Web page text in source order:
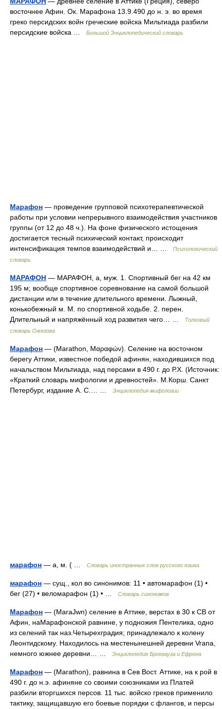
восточнее Афин. Ок. Марафона 13.9.490 до н. э. во время
греко персидских войн греческие войска Мильтиада разбили
персидские войска …
Большой Энциклопедический словарь
Марафон — проведение групповой психотерапевтической
работы при условии непрерывного взаимодействия участников
группы (от 12 до 48 ч.). На фоне физического истощения
достигается тесный психический контакт, происходит
интенсификация темпов взаимодействий и… …
Психологический
словарь
МАРАФОН — МАРАФОН, а, муж. 1. Спортивный бег на 42 км
195 м; вообще спортивное соревнование на самой большой
дистанции или в течение длительного времени. Лыжный,
конькобежный м. М. по спортивной ходьбе. 2. перен.
Длительный и напряжённый ход развития чего… …
Толковый
словарь Ожегова
Марафон — (Marathon, Μαραφών). Селение на восточном
берегу Аттики, известное победой афинян, находившихся под
начальством Мильтиада, над персами в 490 г. до Р.Х. (Источник:
«Краткий словарь мифологии и древностей». М.Корш. Санкт
Петербург, издание А. С.… …
Энциклопедия мифологии
марафон — а, м. ( … Словарь иностранных слов русского языка
марафон — сущ., кол во синонимов: 11 • автомарафон (1) •
бег (27) • веломарафон (1) • …
Словарь синонимов
Марафон — (MaraJwn) селение в Аттике, верстах в 30 к СВ от
Афин, наМарафонской равнине, у подножия Пентелика, одно
из селений так наз.Четырехградия; принадлежало к колену
Леонтидскому. Находилось на местенынешней деревни Vrana,
немного южнее деревни… …
Энциклопедия Брокгауза и Ефрона
Марафон — (Marathon), равнина в Сев Вост. Аттике, на к рой в
490 г. до н.э. афиняне со своими союзниками из Платей
разбили вторгшихся персов. 11 тыс. войско греков применило
тактику, защищавшую его боевые порядки с флангов, и персы